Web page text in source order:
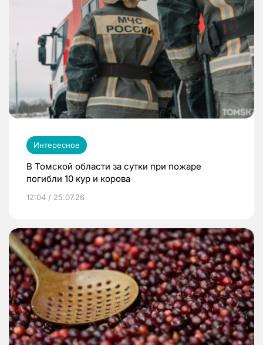
Интересное
В Томской области за сутки при пожаре
погибли 10 кур и корова
12:04 / 25.07.26